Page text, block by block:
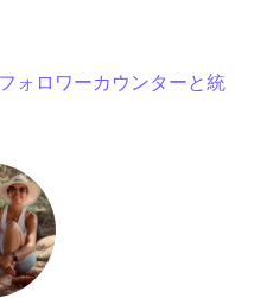
ロワーカウンターと統